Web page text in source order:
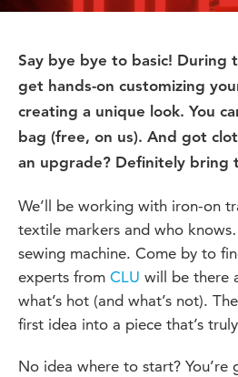
Say bye bye to basic! During
get hands-on customizing
creating a unique look. You
bag (free, on us). And got
an upgrade? Definitely bring
We’ll be working with iron-on
textile markers and who
sewing machine. Come by to
experts from CLU will be there
what’s hot (and what’s not).
first idea into a piece that’s
No idea where to start? You’re